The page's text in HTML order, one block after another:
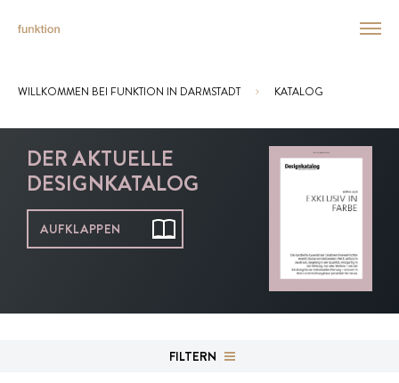
Sie sind hier:
WILLKOMMEN BEI FUNKTION IN DARMSTADT KATALOG
DER AKTUELLE
DESIGNKATALOG
AUFKLAPPEN
FILTERN